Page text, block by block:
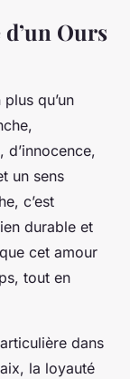
Ours
qu’un
un sens
c’est
durable et
cet amour
tout en
dans
la loyauté